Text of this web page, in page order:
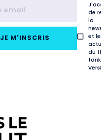
JE M'INSCRIS
de
la
et les
du
tank